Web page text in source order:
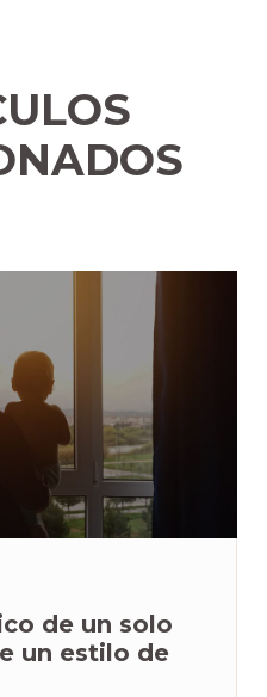
de un solo
un estilo de